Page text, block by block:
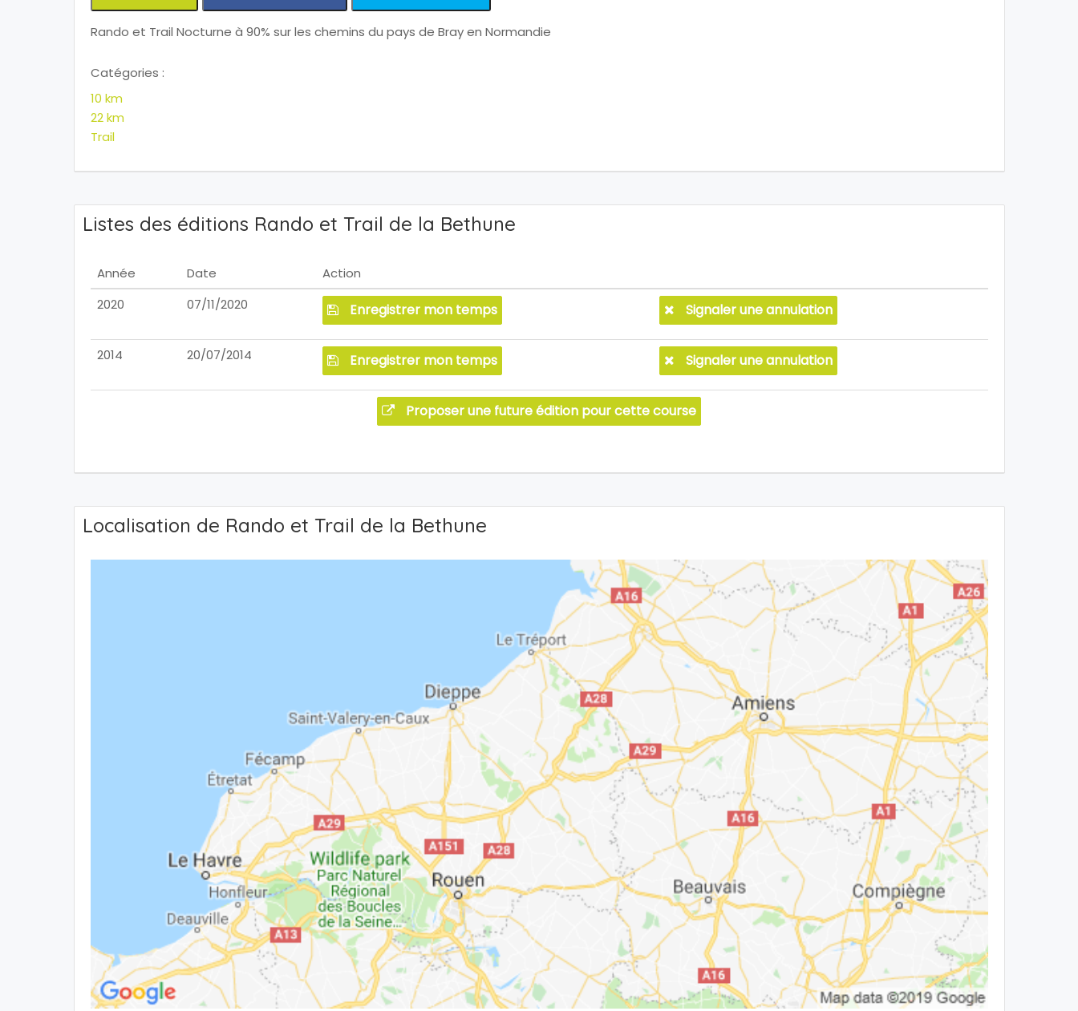
Rando et Trail Nocturne à 90% sur les chemins du pays de Bray en Normandie
Catégories :
10 km
22 km
Trail
Listes des éditions Rando et Trail de la Bethune
Année Date
Action
2020
07/11/2020 Enregistrer mon temps Signaler une annulation
2014 20/07/2014 Enregistrer mon temps Signaler une annulation
Proposer une future édition pour cette course
Localisation de Rando et Trail de la Bethune